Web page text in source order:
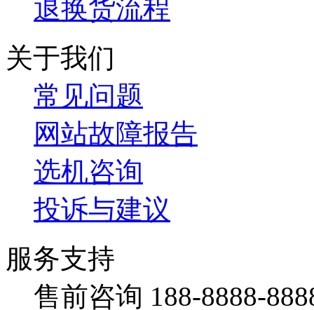
退换货流程
关于我们
常见问题
网站故障报告
选机咨询
投诉与建议
服务支持
售前咨询 188-8888-